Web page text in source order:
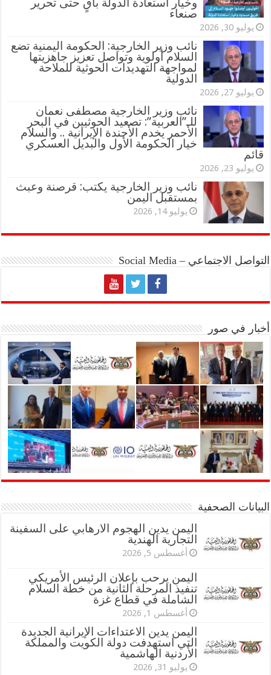
وخيار استعادة الدولة باقٍ حتى تحرير
صنعاء
يوليو 30, 2026
نائب وزير الخارجية: الحكومة اليمنية تضع
السلام أولوية وتواصل تعزيز جاهزيتها
لمواجهة التهديدات الحوثية للملاحة
الدولية
يوليو 27, 2026
نائب وزير الخارجية مصطفى نعمان
للـ”العربية”: تصعيد الحوثيين في البحر
الأحمر يخدم الأجندة الإيرانية .. والسلام
خيار الحكومة الأول والبديل العسكري
قائم
يوليو 23, 2026
نائب وزير الخارجية يكتب: قرصنة وعبث
بمستقبل اليمن
يوليو 14, 2026
التواصل الاجتماعي – Social Media
أخبار في صور
البيانات الصحفية
اليمن يدين الهجوم الارهابي على السفينة
التجارية الهندية
أغسطس 5, 2026
اليمن يرحب بإعلان الرئيس الأمريكي
تنفيذ المرحلة الثانية من خطة السلام
الشاملة في قطاع غزة
أغسطس 1, 2026
اليمن يدين الاعتداءات الإيرانية الجديدة
التي استهدفت دولة الكويت والمملكة
الأردنية الهاشمية
يوليو 31, 2026